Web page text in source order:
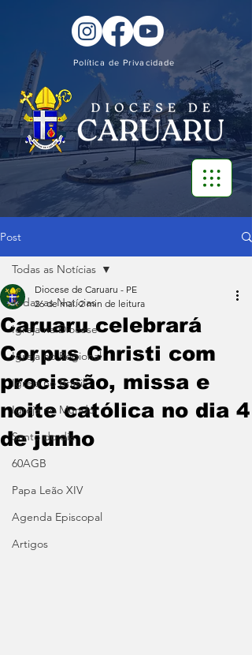
Política de Privacidade
Post
Todas as Notícias
Igreja na Diocese
Igreja no Regional
Igreja no Brasil
Igreja no Mundo
Santo do dia
60AGB
Papa Leão XIV
Agenda Episcopal
Artigos
Todas as Notícias
Caruaru celebrará
Corpus Christi com
procissão, missa e
noite católica no dia 4
de junho
Diocese de Caruaru - PE
26 de mai. 2 min de leitura